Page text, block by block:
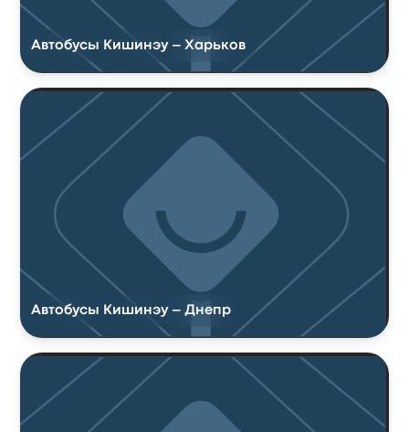
Автобусы Кишинэу – Харьков
Автобусы Кишинэу – Днепр